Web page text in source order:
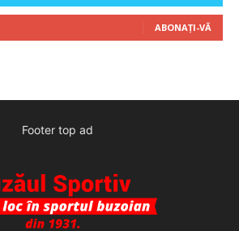
ABONAȚI-VĂ
Footer top ad